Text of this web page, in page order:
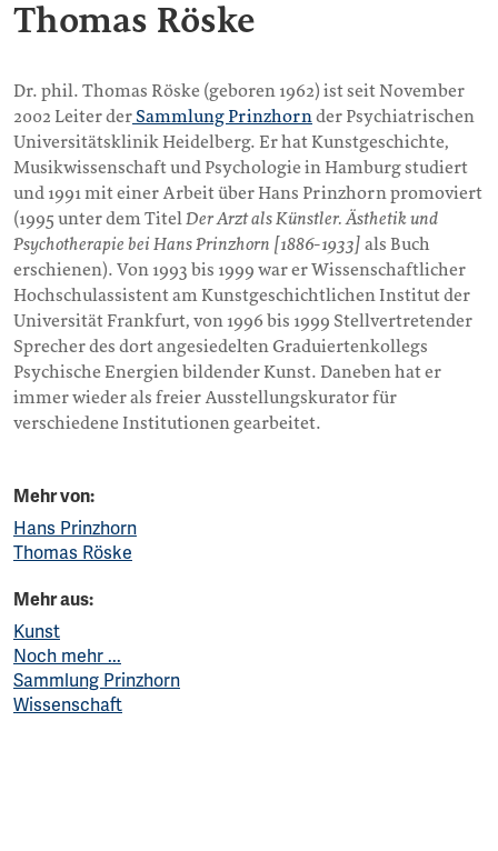
Thomas Röske
Dr. phil. Thomas Röske (geboren 1962) ist seit November
2002 Leiter derSammlung Prinzhornder Psychiatrischen
Universitätsklinik Heidelberg. Er hat Kunstgeschichte,
Musikwissenschaft und Psychologie in Hamburg studiert
und 1991 mit einer Arbeit über Hans Prinzhorn promoviert
(1995 unter dem TitelDer Arzt als Künstler. Ästhetik und
Psychotherapie bei Hans Prinzhorn [1886-1933] als Buch
erschienen). Von 1993 bis 1999 war er Wissenschaftlicher
Hochschulassistent am Kunstgeschichtlichen Institut der
Universität Frankfurt, von 1996 bis 1999 Stellvertretender
Sprecher des dort angesiedelten Graduiertenkollegs
Psychische Energien bildender Kunst. Daneben hat er
immer wieder als freier Ausstellungskurator für
verschiedene Institutionen gearbeitet.
Mehr von:
Hans Prinzhorn
Thomas Röske
Mehr aus:
Kunst
Noch mehr ...
Sammlung Prinzhorn
Wissenschaft